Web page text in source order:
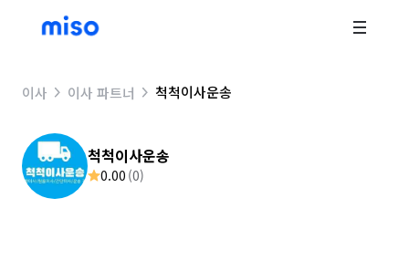
이사 이사 파트너 척척이사운송
척척이사운송
0.00 (0)